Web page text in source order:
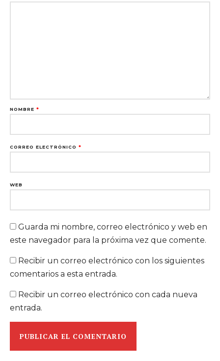
NOMBRE *
CORREO ELECTRÓNICO *
WEB
Guarda mi nombre, correo electrónico y web en
este navegador para la próxima vez que comente.
Recibir un correo electrónico con los siguientes
comentarios a esta entrada.
Recibir un correo electrónico con cada nueva
entrada.